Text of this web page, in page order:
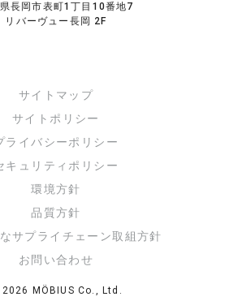
長岡市表町1丁目10番地7
リバーヴュー長岡 2F
サイトマップ
サイトポリシー
ライバシーポリシー
キュリティポリシー
環境方針
品質方針
サプライチェーン取組方針
お問い合わせ
MÖBIUS Co., Ltd.